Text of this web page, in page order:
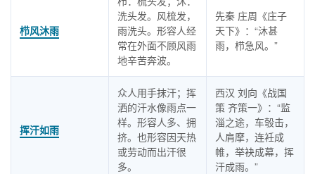
栉风沐雨
洗头发。风梳发，
雨洗头。形容人经
常在外面不顾风雨
地辛苦奔波。
先秦 庄周《庄子
天下》：“沐甚
雨，栉急风。”
挥汗如雨
众人用手抹汗；挥
洒的汗水像雨点一
样。形容人多、拥
挤。也形容因天热
或劳动而出汗很
多。
西汉 刘向《战国
策 齐策一》：“监
淄之途，车彀击，
人肩摩，连衽成
帷，举袂成幕，挥
汗成雨。”